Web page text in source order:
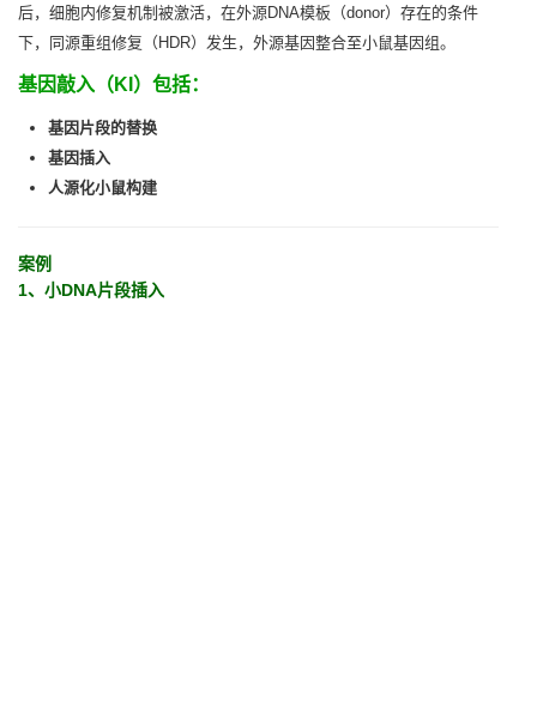
后，细胞内修复机制被激活，在外源DNA模板（donor）存在的条件
下，同源重组修复（HDR）发生，外源基因整合至小鼠基因组。
基因敲入（KI）包括：
基因片段的替换
基因插入
人源化小鼠构建
案例
1、小DNA片段插入